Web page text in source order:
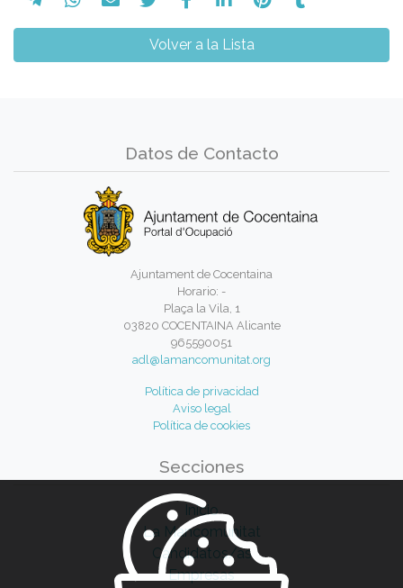
Volver a la Lista
Datos de Contacto
Ajuntament de Cocentaina
Horario: -
Plaça la Vila, 1
03820 COCENTAINA Alicante
965590051
adl@lamancomunitat.org
Política de privacidad
Aviso legal
Política de cookies
Secciones
Inicio
La Mancomunitat
Candidatos/as
Empresas